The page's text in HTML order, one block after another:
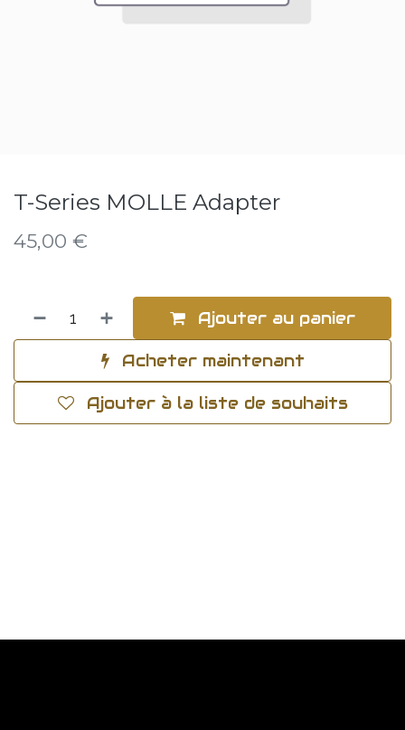
T-Series MOLLE Adapter
45,00 €
Ajouter au panier
Acheter maintenant
Ajouter à la liste de souhaits